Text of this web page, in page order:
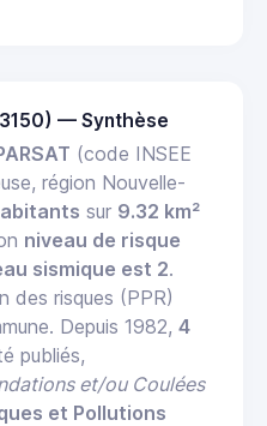
— Synthèse
(code INSEE
région Nouvelle-
sur 9.32 km²
niveau de risque
sismique est 2.
des risques (PPR)
Depuis 1982, 4
publiés,
et/ou Coulées
et Pollutions